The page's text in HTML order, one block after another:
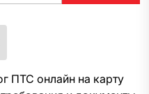
ПТС онлайн на карту